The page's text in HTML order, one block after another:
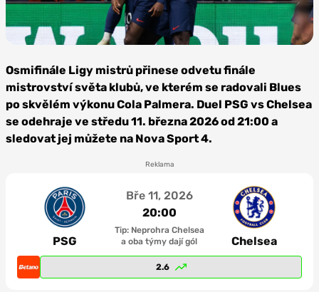
Depositphotos
Osmifinále Ligy mistrů přinese odvetu finále
mistrovství světa klubů, ve kterém se radovali Blues
po skvělém výkonu Cola Palmera. Duel PSG vs Chelsea
se odehraje ve středu 11. března 2026 od 21:00 a
sledovat jej můžete na Nova Sport 4.
Reklama
PSG
Bře 11, 2026
20:00
Tip: Neprohra Chelsea
a oba týmy dají gól
Chelsea
2.6